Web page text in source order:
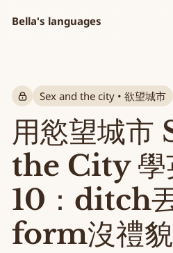
Bella's languages
Sex and the city • 欲望城市
用慾望城市
the City 學
10：ditch
form沒禮